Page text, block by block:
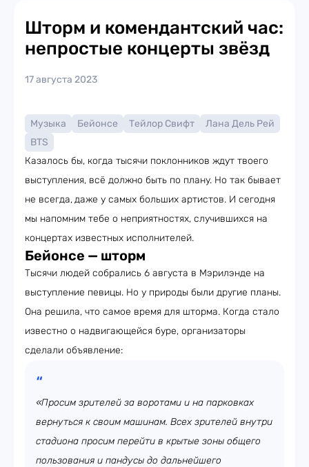
Шторм и комендантский час:
непростые концерты звёзд
17 августа 2023
Музыка Бейонсе Тейлор Свифт
Лана Дель Рей
BTS
Казалось бы, когда тысячи поклонников ждут твоего
выступления, всё должно быть по плану. Но так бывает
не всегда,даже у самых больших артистов. И сегодня
мы напомним тебе о неприятностях, случившихся на
концертах известных исполнителей.
Бейонсе — шторм
Тысячи людей собрались 6 августа в Мэрилэнде на
выступление певицы. Но у природы были другие планы.
Она решила, что самое время для шторма. Когда стало
известно о надвигающейся буре, организаторы
сделали объявление:
«Просим зрителей за воротами и на парковках
вернуться к своим машинам. Всех зрителей внутри
стадиона просим перейти в крытые зоны общего
пользования и пандусы до дальнейшего